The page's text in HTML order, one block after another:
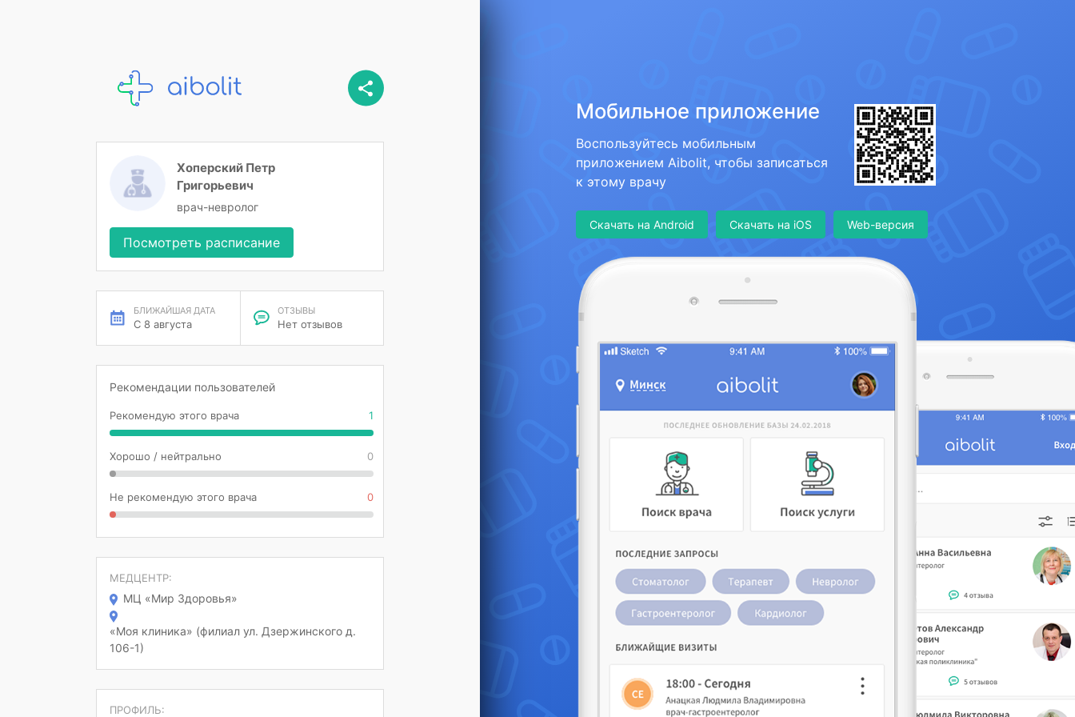
Мобильное приложение
Воспользуйтесь мобильным
приложением Aibolit, чтобы записаться
к этому врачу
Скачать на Android Скачать на iOS Web-версия
Хоперский Петр
Григорьевич
врач-невролог
Посмотреть расписание
БЛИЖАЙШАЯ ДАТА
С 8 августа
ОТЗЫВЫ
Нет отзывов
Рекомендации пользователей
Рекомендую этого врача 1
Хорошо / нейтрально 0
Не рекомендую этого врача 0
МЕДЦЕНТР:
МЦ «Мир Здоровья»
«Моя клиника» (филиал ул. Дзержинского д.
106-1)
ПРОФИЛЬ: